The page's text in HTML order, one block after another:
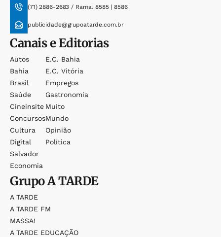
(71) 2886-2683 / Ramal 8585 | 8586
publicidade@grupoatarde.com.br
Canais e Editorias
Autos
Bahia
Brasil
Saúde
Cineinsite
Concursos
Cultura
Digital
Salvador
Economia
E.c. Bahia
E.c. Vitória
Empregos
Gastronomia
Muito
Mundo
Opinião
Política
GrupoA TARDE
A TARDE
A TARDE FM
MASSA!
A TARDE EDUCAÇÃO